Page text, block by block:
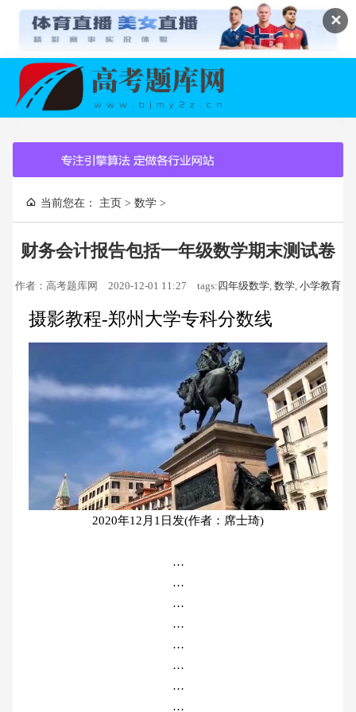
✕
当前您在： 主页 > 数学 >
财务会计报告包括一年级数学期末测试卷
作者：高考题库网 2020-12-01 11:27 tags:四年级数学, 数学, 小学教育
摄影教程-郑州大学专科分数线
2020年12月1日发(作者：席士琦)
…
…
…
…
…
…
…
…